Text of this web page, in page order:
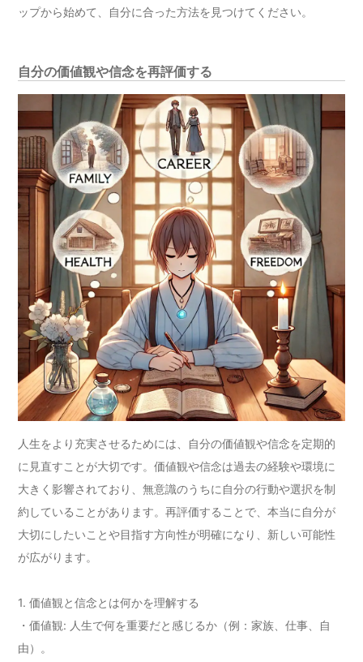
ップから始めて、自分に合った方法を見つけてください。
自分の価値観や信念を再評価する
人生をより充実させるためには、自分の価値観や信念を定期的
に見直すことが大切です。価値観や信念は過去の経験や環境に
大きく影響されており、無意識のうちに自分の行動や選択を制
約していることがあります。再評価することで、本当に自分が
大切にしたいことや目指す方向性が明確になり、新しい可能性
が広がります。
1. 価値観と信念とは何かを理解する
・価値観: 人生で何を重要だと感じるか（例：家族、仕事、自
由）。